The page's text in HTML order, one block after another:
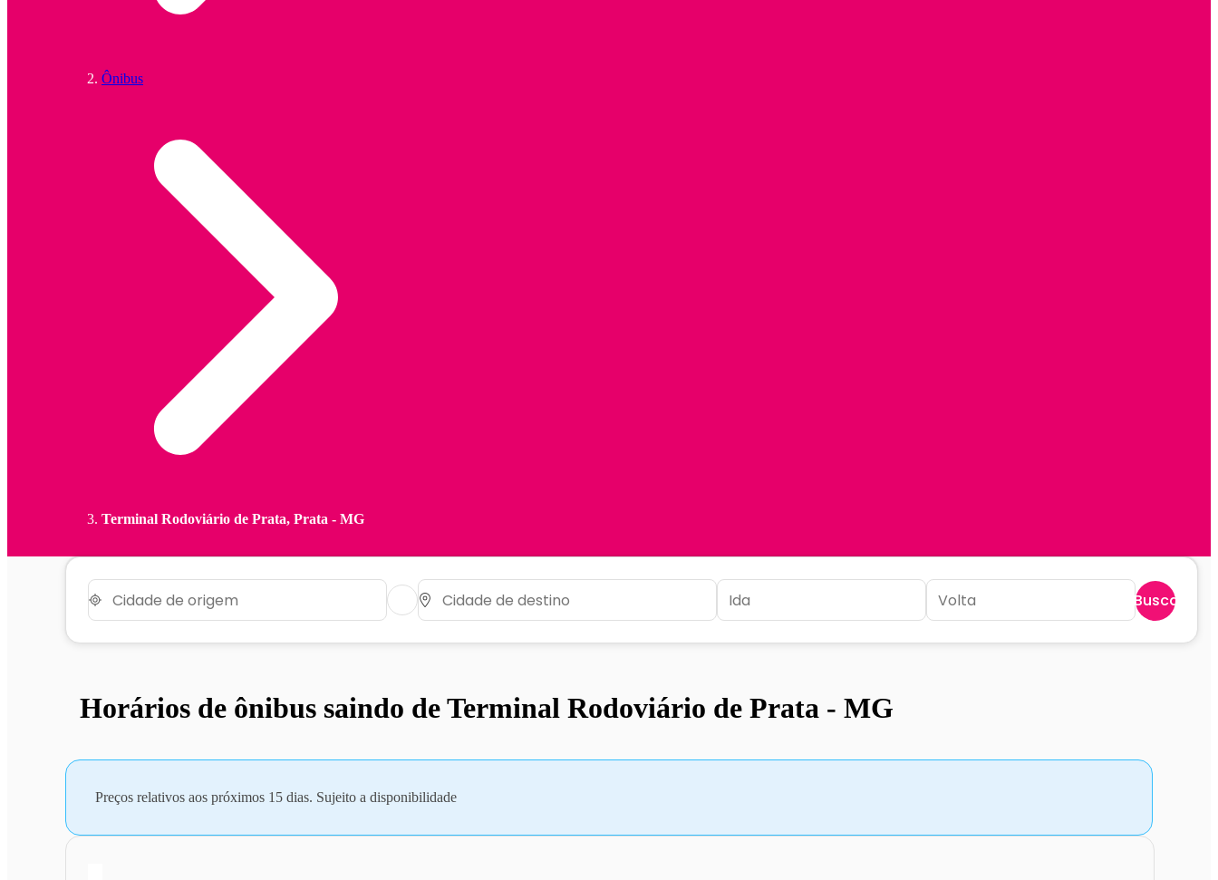
Ônibus
Terminal Rodoviário de Prata, Prata - MG
Buscar
Horários de ônibus saindo de Terminal Rodoviário de Prata - MG
Preços relativos aos próximos 15 dias. Sujeito a disponibilidade